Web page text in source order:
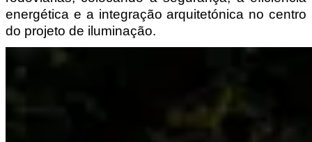
energética e a integração arquitetónica no centro
do projeto de iluminação.